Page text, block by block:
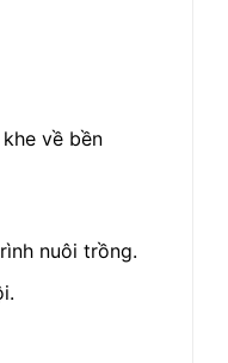
về bền
nuôi trồng.